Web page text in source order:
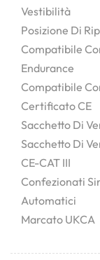
Vestibilità
Posizione Di
Compatibile
Endurance
Compatibile
Certificato CE
Sacchetto Di
Sacchetto Di
CE-CAT III
Confezionati
Automatici
Marcato UKCA